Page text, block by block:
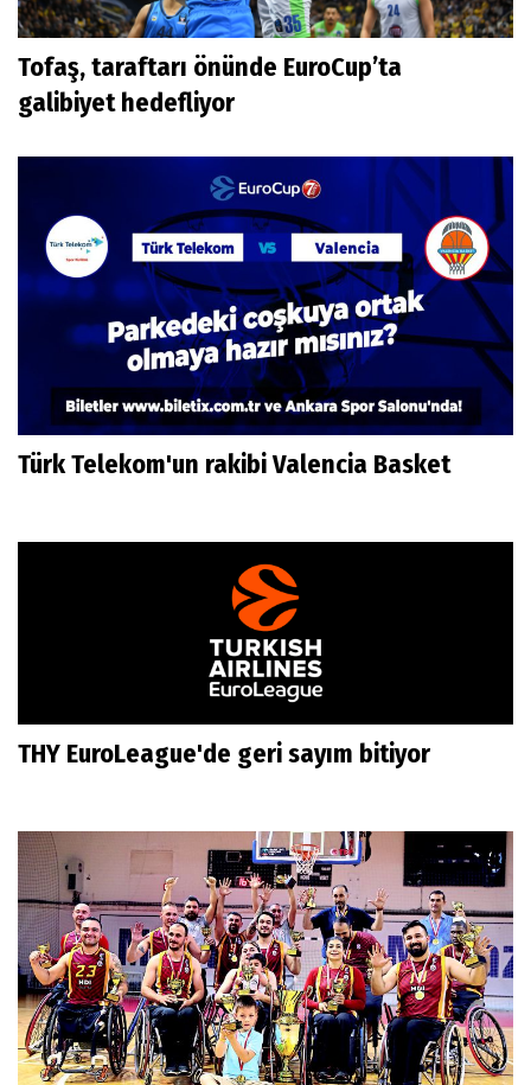
Tofaş, taraftarı önünde EuroCup’ta
galibiyet hedefliyor
Türk Telekom'un rakibi Valencia Basket
THY EuroLeague'de geri sayım bitiyor